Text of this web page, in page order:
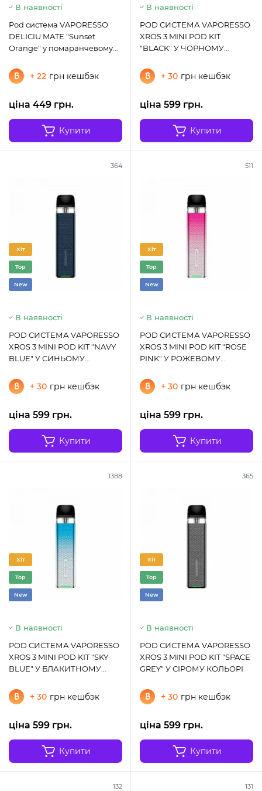
В наявності
Pod система VAPORESSO
DELICIU MATE "Sunset
Orange" у помаранчевому
+ 22 грн кешбэк
ціна 449 грн.
Купити
В наявності
POD СИСТЕМА VAPORESSO
XROS 3 MINI POD KIT
"BLACK" У ЧОРНОМУ
+ 30 грн кешбэк
ціна 599 грн.
Купити
364
Хіт
Top
New
В наявності
POD СИСТЕМА VAPORESSO
XROS 3 MINI POD KIT "NAVY
BLUE" У СИНЬОМУ
+ 30 грн кешбэк
ціна 599 грн.
Купити
511
Хіт
Top
New
В наявності
POD СИСТЕМА VAPORESSO
XROS 3 MINI POD KIT "ROSE
PINK" У РОЖЕВОМУ
+ 30 грн кешбэк
ціна 599 грн.
Купити
1388
Хіт
Top
New
В наявності
POD СИСТЕМА VAPORESSO
XROS 3 MINI POD KIT "SKY
BLUE" У БЛАКИТНОМУ
+ 30 грн кешбэк
ціна 599 грн.
Купити
365
Хіт
Top
New
В наявності
POD СИСТЕМА VAPORESSO
XROS 3 MINI POD KIT "SPACE
GREY" У СІРОМУ КОЛЬОРІ
+ 30 грн кешбэк
ціна 599 грн.
Купити
132 131